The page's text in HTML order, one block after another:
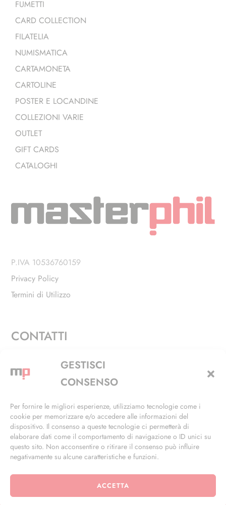
GESTISCI
CONSENSO
Per fornire le migliori esperienze, utilizziamo tecnologie come i
cookie per memorizzare e/o accedere alle informazioni del
dispositivo. Il consenso a queste tecnologie ci permetterà di
elaborare dati come il comportamento di navigazione o ID unici su
questo sito. Non acconsentire o ritirare il consenso può influire
negativamente su alcune caratteristiche e funzioni.
ACCETTA
FUMETTI
CARD COLLECTION
FILATELIA
NUMISMATICA
CARTAMONETA
CARTOLINE
POSTER E LOCANDINE
COLLEZIONI VARIE
OUTLET
GIFT CARDS
CATALOGHI
P.IVA 10536760159
Privacy Policy
Termini di Utilizzo
CONTATTI
Via Alfieri, 27 - Trezzano Sul Naviglio (MI)
+39 02 4846 3155
info@masterphil.it